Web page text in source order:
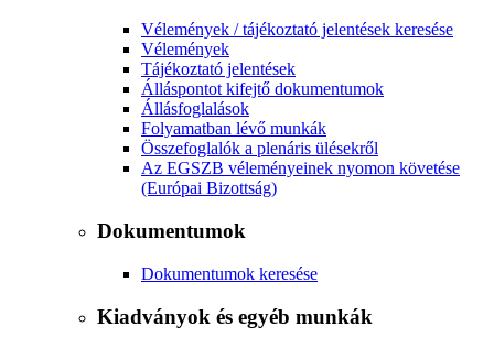
Vélemények / tájékoztató jelentések keresése
Vélemények
Tájékoztató jelentések
Álláspontot kifejtő dokumentumok
Állásfoglalások
Folyamatban lévő munkák
Összefoglalók a plenáris ülésekről
Az EGSZB véleményeinek nyomon követése
(Európai Bizottság)
Dokumentumok
Dokumentumok keresése
Kiadványok és egyéb munkák